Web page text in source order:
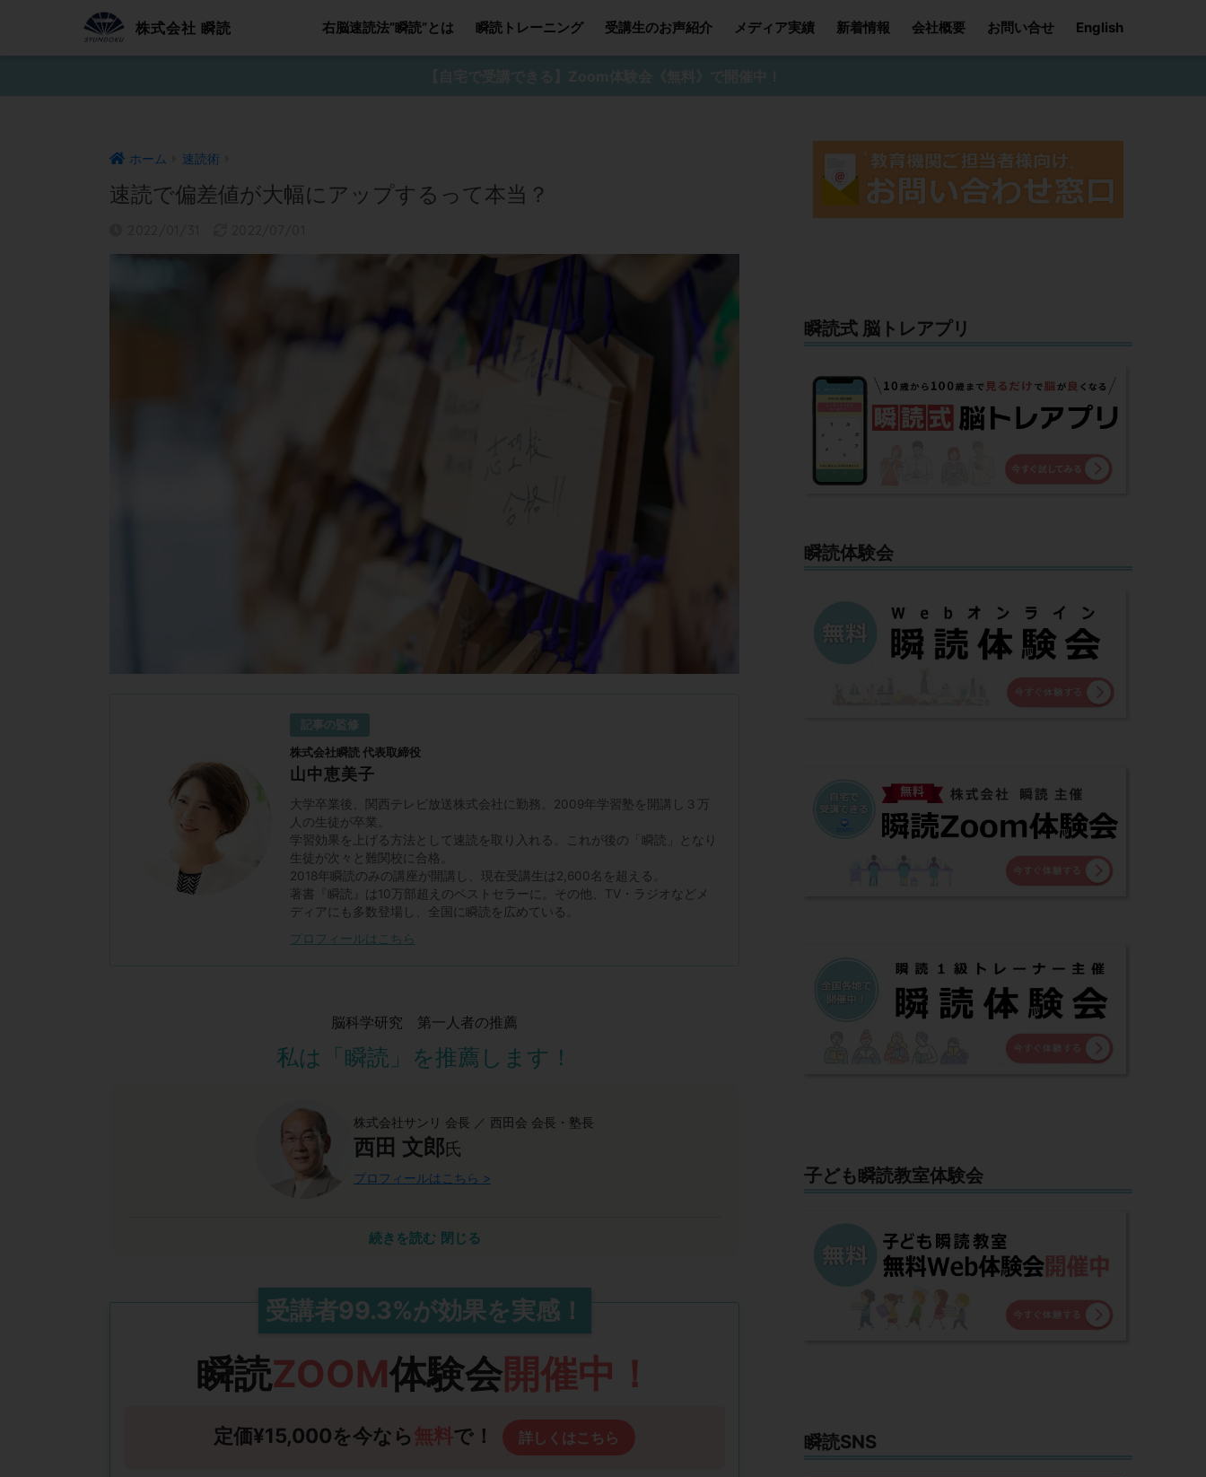
株式会社 瞬読 右脳速読法”瞬読”とは 瞬読トレーニング 受講生のお声紹介 メディア実績 新着情報 会社概要 お問い合せ English
ホーム 速読術
速読で偏差値が大幅にアップするって本当？
記事の監修
株式会社瞬読 代表取締役
山中恵美子
大学卒業後、関西テレビ放送株式会社に勤務。2009年学習塾を開講し３万
人の生徒が卒業。
学習効果を上げる方法として速読を取り入れる。これが後の「瞬読」となり
生徒が次々と難関校に合格。
2018年瞬読のみの講座が開講し、現在受講生は2,600名を超える。
著書『瞬読』は10万部超えのベストセラーに。その他、TV・ラジオなどメ
ディアにも多数登場し、全国に瞬読を広めている。
プロフィールはこちら
脳科学研究 第一人者の推薦
私は「瞬読」を推薦します！
株式会社サンリ 会長 ／ 西田会 会長・塾長
西田 文郎氏
プロフィールはこちら >
瞬読は能力開発において計り知れない恩恵をもたらすでしょう
イメージ力・判断力・思考力・コミュニケーション力・共感力といった能力開発領域の力であり、
これらを備えた人が各業界のリーダーになります。瞬読トレーニングは速読だけでなく、これらの
続きを読む 閉じる
受講者99.3%が効果を実感！
瞬読ZOOM体験会開催中！
定価¥15,000を今なら無料で！ 詳しくはこちら
瞬読式 脳トレアプリ
瞬読体験会
子ども瞬読教室体験会
瞬読SNS